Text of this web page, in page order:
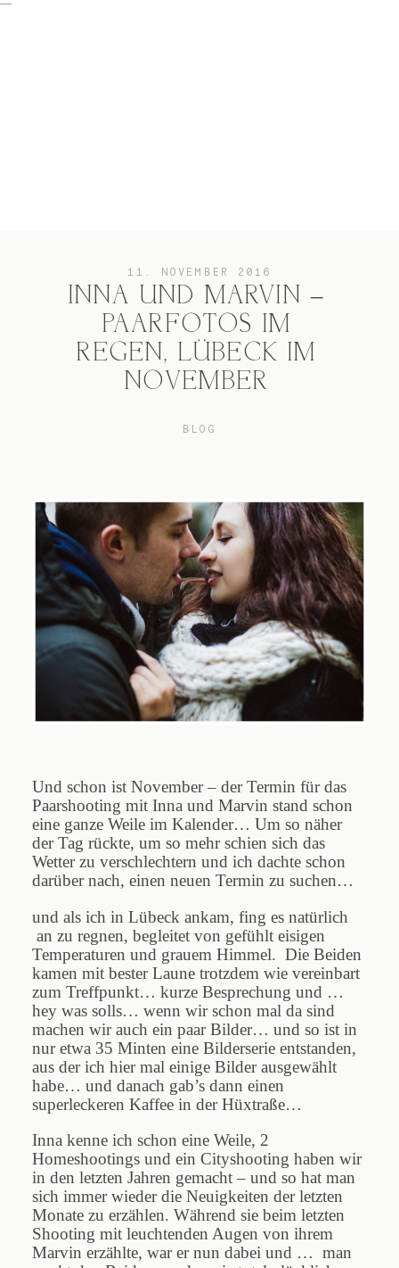
11. NOVEMBER 2016
INNA UND MARVIN –
PAARFOTOS IM
REGEN, LÜBECK IM
NOVEMBER
BLOG
Und schon ist November – der Termin für das
Paarshooting mit Inna und Marvin stand schon
eine ganze Weile im Kalender… Um so näher
der Tag rückte, um so mehr schien sich das
Wetter zu verschlechtern und ich dachte schon
darüber nach, einen neuen Termin zu suchen…
und als ich in Lübeck ankam, fing es natürlich
an zu regnen, begleitet von gefühlt eisigen
Temperaturen und grauem Himmel. Die Beiden
kamen mit bester Laune trotzdem wie vereinbart
zum Treffpunkt… kurze Besprechung und …
hey was solls… wenn wir schon mal da sind
machen wir auch ein paar Bilder… und so ist in
nur etwa 35 Minten eine Bilderserie entstanden,
aus der ich hier mal einige Bilder ausgewählt
habe… und danach gab’s dann einen
superleckeren Kaffee in der Hüxtraße…
Inna kenne ich schon eine Weile, 2
Homeshootings und ein Cityshooting haben wir
in den letzten Jahren gemacht – und so hat man
sich immer wieder die Neuigkeiten der letzten
Monate zu erzählen. Während sie beim letzten
Shooting mit leuchtenden Augen von ihrem
Marvin erzählte, war er nun dabei und … man
Infos / Preise
Kontakt
Impressum